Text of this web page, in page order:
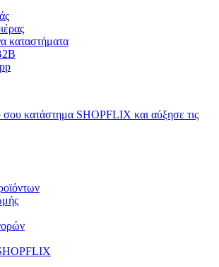
καταστήματα
σου κατάστημα SHOPFLIX και αύξησε τις